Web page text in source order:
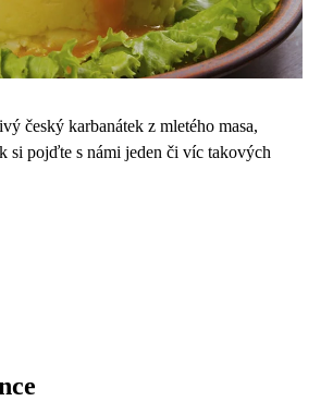
český karbanátek z mletého masa,
si pojďte s námi jeden či víc takových